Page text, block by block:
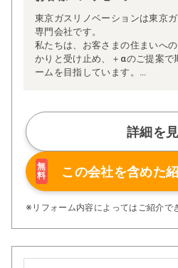
東京ガスリノベーションは東京
専門会社です。
私たちは、お客さまの住まいへ
かりと受け止め、＋αのご提案で
ームを目指しています。
仕組みやルールで高品質リフォ
たくさんのお客さまに選ばれてい
詳細を
無
料
この会社を含めた
※リフォーム内容によってはご紹介で